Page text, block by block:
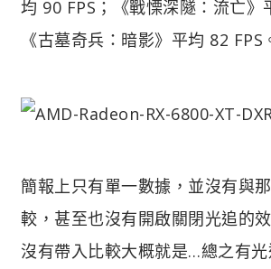
均 90 FPS；《戰慄深隧：流亡》
《古墓奇兵：暗影》平均 82 FPS
簡報上只有單一數據，並沒有與
較，甚至也沒有開啟關閉光追的
沒有帶入比較大概就是…總之有